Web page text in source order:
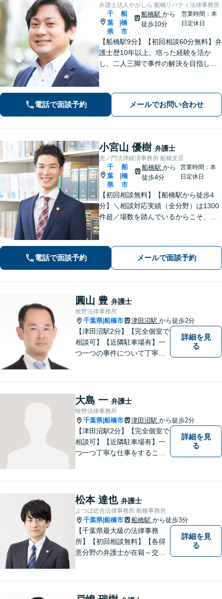
弁護士法人やがしら 船橋リバティ法律事務所
千
葉
県
船
橋
市
船橋駅 から
徒歩10分
営業時間：本
日定休日
【船橋駅9分】【初回相談60分無料】弁
護士歴10年以上。培った経験を活か
し、二人三脚で事件の解決を目指しま
解決を【相続問題】長期案件も忍耐強
く共に戦います【夜間相談可】
電話で面談予約 メールでお問い合わせ
小宮山 優樹 弁護士
虎ノ門法律経済事務所 船橋支店
千
葉
県
船
橋
市
船橋駅から
徒歩4分
営業時間：本
日定休日
【初回相談無料】【船橋駅から徒歩4
分】＼相談対応実績（全分野）は1300
件超／場数を踏んでいるからこそ、相
ます。離婚問題・刑事事件・相続遺言
などでお悩みの方はお気軽にご相談く
ださい。
電話で面談予約 メールで面談予約
圓山 豊 弁護士
牧野法律事務所
千葉県|船橋市 津田沼駅 から徒歩2分
【津田沼駅2分】【完全個室で
相談可】【近隣駐車場有】一
つ一つの事件について丁寧に
市の牧野法律事務所へお気軽
にご相談下さい。
詳細を見
る
大島 一 弁護士
牧野法律事務所
千葉県|船橋市 津田沼駅 から徒歩2分
【津田沼駅2分】【完全個室で
相談可】【近隣駐車場有】一
つ一つ丁寧な仕事をすること
葉県船橋市の牧野法律事務所
へお気軽にご相談下さい。
詳細を見
る
松本 達也 弁護士
よつば総合法律事務所 船橋事務所
千葉県|船橋市 船橋駅 から徒歩3分
【千葉県最大級の法律事務
所】【初回相談無料】【各得
意分野の弁護士が在籍～交通
詳細を見
る